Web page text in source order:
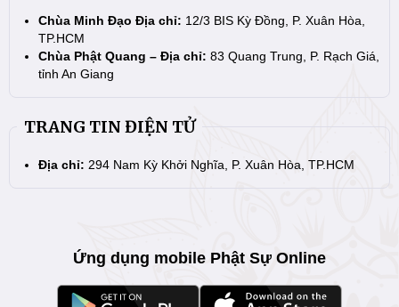
Chùa Minh Đạo Địa chỉ: 12/3 BIS Kỳ Đồng, P. Xuân Hòa,
TP.HCM
Chùa Phật Quang – Địa chỉ: 83 Quang Trung, P. Rạch Giá,
tỉnh An Giang
TRANG TIN ĐIỆN TỬ
Địa chỉ: 294 Nam Kỳ Khởi Nghĩa, P. Xuân Hòa, TP.HCM
Ứng dụng mobile Phật Sự Online